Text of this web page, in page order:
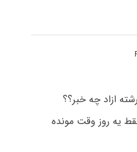
ازاد چه خبر؟؟
یه روز وقت مونده